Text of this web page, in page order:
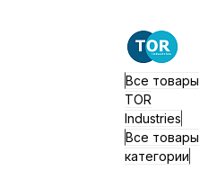
Все товары
TOR
Industries
Все товары
категории